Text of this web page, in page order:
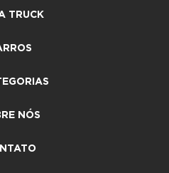
TRUCK
NÓS